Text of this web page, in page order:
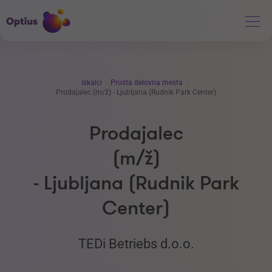
Iskalci
Prosta delovna mesta
Prodajalec (m/ž) - Ljubljana (Rudnik Park Center)
Prodajalec
(m/ž)
- Ljubljana (Rudnik Park
Center)
TEDi Betriebs d.o.o.